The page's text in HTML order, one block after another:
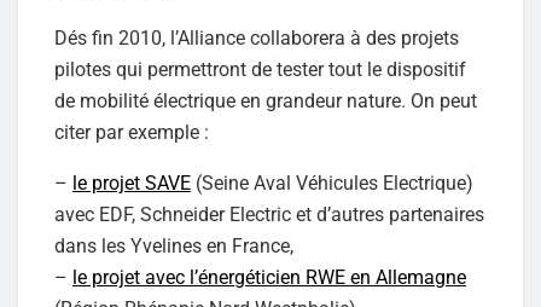
Dés fin 2010, l’Alliance collaborera à des projets
pilotes qui permettront de tester tout le dispositif
de mobilité électrique en grandeur nature. On peut
citer par exemple :
– le projet SAVE (Seine Aval Véhicules Electrique)
avec EDF, Schneider Electric et d’autres partenaires
dans les Yvelines en France,
– le projet avec l’énergéticien RWE en Allemagne